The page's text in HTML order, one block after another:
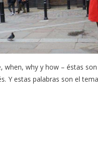
when, why y how – éstas
Y estas palabras son el